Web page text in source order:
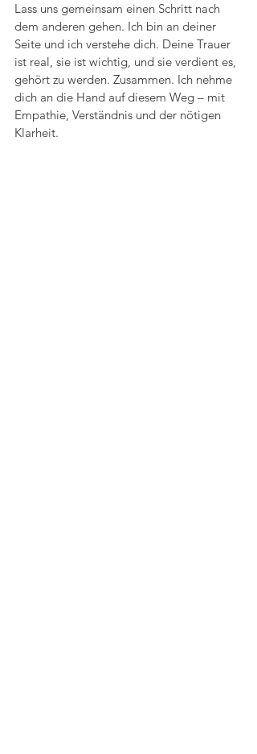
Lass uns gemeinsam einen Schritt nach
dem anderen gehen. Ich bin an deiner
Seite und ich verstehe dich. Deine Trauer
ist real, sie ist wichtig, und sie verdient es,
gehört zu werden. Zusammen. Ich nehme
dich an die Hand auf diesem Weg – mit
Empathie, Verständnis und der nötigen
Klarheit.